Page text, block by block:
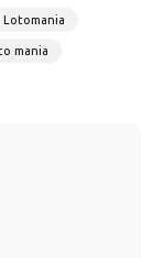
Lotomania
mania